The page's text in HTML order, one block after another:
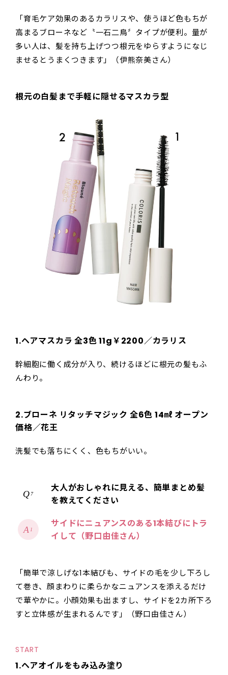
「育毛ケア効果のあるカラリスや、使うほど色もちが
高まるブローネなど〝一石二鳥〞タイプが便利。量が
多い人は、髪を持ち上げつつ根元をゆらすようになじ
ませるとうまくつきます」（伊熊奈美さん）
根元の白髪まで手軽に隠せるマスカラ型
1.ヘアマスカラ 全3色 11g￥2200／カラリス
幹細胞に働く成分が入り、続けるほどに根元の髪もふ
んわり。
2.ブローネ リタッチマジック 全6色 14㎖ オープン
価格／花王
洗髪でも落ちにくく、色もちがいい。
7
大人がおしゃれに見える、簡単まとめ髪
を教えてください
1
サイドにニュアンスのある1本結びにトラ
イして（野口由佳さん）
「簡単で涼しげな1本結びも、サイドの毛を少し下ろし
て巻き、顔まわりに柔らかなニュアンスを添えるだけ
で華やかに。小顔効果も出ますし、サイドを2カ所下ろ
すと立体感が生まれるんです」（野口由佳さん）
START
1.ヘアオイルをもみ込み塗り